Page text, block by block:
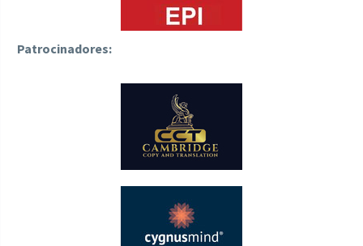
Patrocinadores: